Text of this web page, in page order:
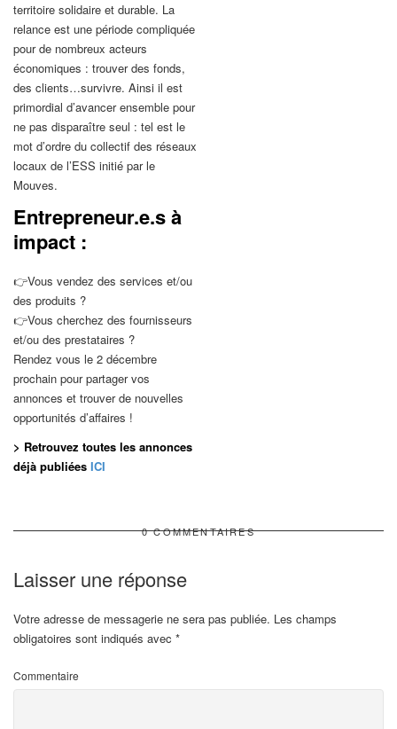
territoire solidaire et durable. La
relance est une période compliquée
pour de nombreux acteurs
économiques : trouver des fonds,
des clients…survivre. Ainsi il est
primordial d’avancer ensemble pour
ne pas disparaître seul : tel est le
mot d’ordre du collectif des réseaux
locaux de l’ESS initié par le
Mouves.
Entrepreneur.e.s à
impact :
👉Vous vendez des services et/ou
des produits ?
👉Vous cherchez des fournisseurs
et/ou des prestataires ?
Rendez vous le 2 décembre
prochain pour partager vos
annonces et trouver de nouvelles
opportunités d’affaires !
> Retrouvez toutes les annonces
déjà publiées ICI
0 COMMENTAIRES
Laisser une réponse
Votre adresse de messagerie ne sera pas publiée. Les champs
obligatoires sont indiqués avec *
Commentaire